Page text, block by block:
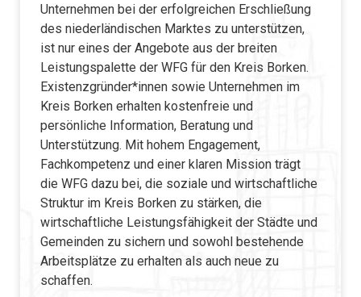
Unternehmen bei der erfolgreichen Erschließung
des niederländischen Marktes zu unterstützen,
ist nur eines der Angebote aus der breiten
Leistungspalette der WFG für den Kreis Borken.
Existenzgründer*innen sowie Unternehmen im
Kreis Borken erhalten kostenfreie und
persönliche Information, Beratung und
Unterstützung. Mit hohem Engagement,
Fachkompetenz und einer klaren Mission trägt
die WFG dazu bei, die soziale und wirtschaftliche
Struktur im Kreis Borken zu stärken, die
wirtschaftliche Leistungsfähigkeit der Städte und
Gemeinden zu sichern und sowohl bestehende
Arbeitsplätze zu erhalten als auch neue zu
schaffen.